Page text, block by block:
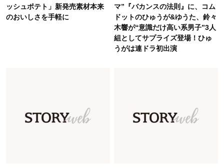
旬着こなし3選。地味見え回避のコツは「バッグ
選び」！
【40代のTシャツコーデ】超ビッグサイズ×きれ
やぐ【甘め黒アイテム】3選
ッシュポテト」新発売素材本来
のおいしさを手軽に
マ”『バカンスの法則』に、コム
ドットのひゅうが&ゆうた、鈴々
木響が“意識だけ高い系男子”3人
組としてサプライズ登場！ひゅ
うがは連ドラ初出演